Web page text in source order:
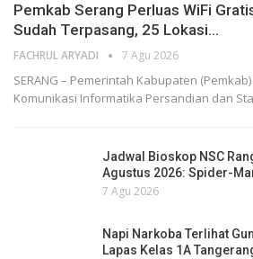
Pemkab Serang Perluas WiFi
Sudah Terpasang, 25 Lokasi…
FACHRUL ARYADI 7 Agu 2026
SERANG – Pemerintah Kabupaten
Komunikasi Informatika Persandian dan
Jadwal Bioskop NSC
Agustus 2026: Spider-
7 Agu 2026
Napi Narkoba Terlihat
Lapas Kelas 1A